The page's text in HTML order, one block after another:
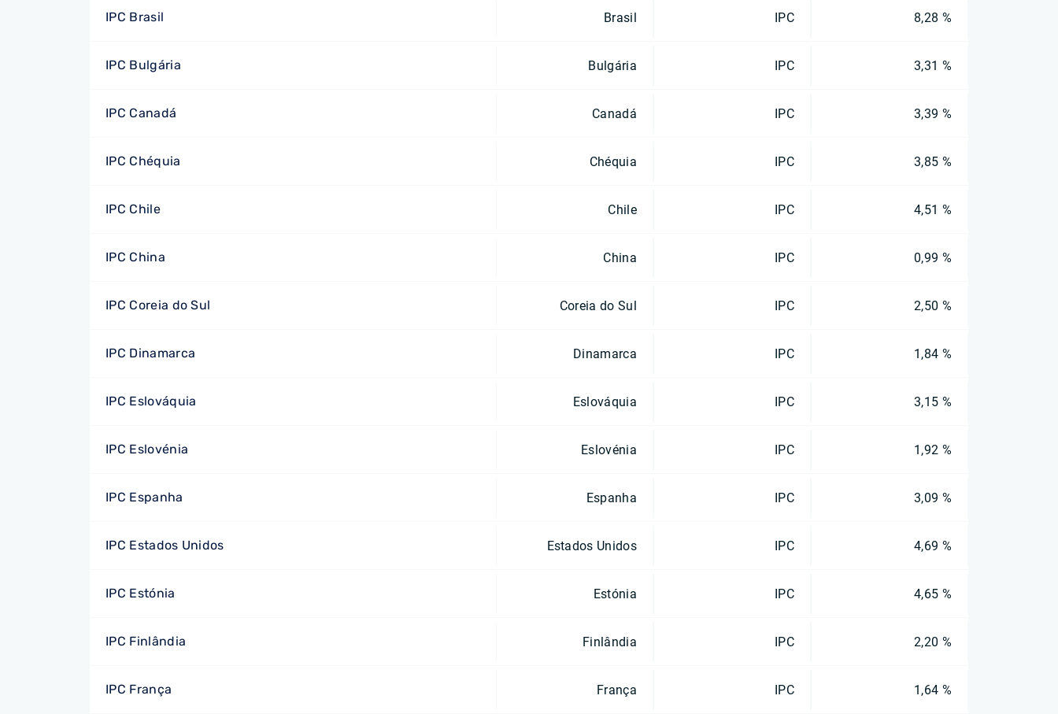
IPC Brasil Brasil IPC 8,28 %
IPC Bulgária Bulgária IPC 3,31 %
IPC Canadá Canadá IPC 3,39 %
IPC Chéquia Chéquia IPC 3,85 %
IPC Chile Chile IPC 4,51 %
IPC China China IPC 0,99 %
IPC Coreia do Sul Coreia do Sul IPC 2,50 %
IPC Dinamarca Dinamarca IPC 1,84 %
IPC Eslováquia Eslováquia IPC 3,15 %
IPC Eslovénia Eslovénia IPC 1,92 %
IPC Espanha Espanha IPC 3,09 %
IPC Estados Unidos Estados Unidos IPC 4,69 %
IPC Estónia Estónia IPC 4,65 %
IPC Finlândia Finlândia IPC 2,20 %
IPC França França IPC 1,64 %